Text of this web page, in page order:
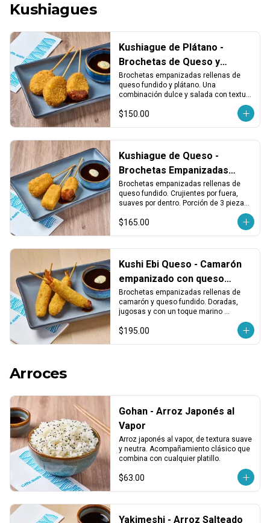
Kushiagues
Kushiague de Plátano -
Brochetas de Queso y
Plátano Empanizado (3 pzas)
Brochetas empanizadas rellenas de
queso fundido y plátano. Una
combinación dulce y salada con textura
$150.00
Kushiague de Queso -
Brochetas Empanizadas
Rellenas de Queso Fundido
(3 pzas)
Brochetas empanizadas rellenas de
queso fundido. Crujientes por fuera,
suaves por dentro. Porción de 3 piezas,
ideales como entrada o para compartir.
$165.00
Kushi Ebi Queso - Camarón
empanizado con queso
fundido (3 pzas)
Brochetas empanizadas rellenas de
camarón y queso fundido. Doradas,
jugosas y con un toque marino
$195.00
Arroces
Gohan - Arroz Japonés al
Vapor
Arroz japonés al vapor, de textura suave
y neutra. Acompañamiento clásico que
combina con cualquier platillo.
$63.00
Yakimeshi - Arroz Salteado